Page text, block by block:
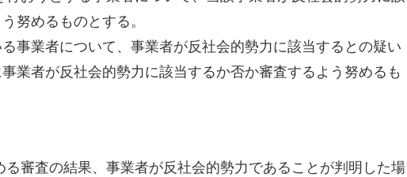
努めるものとする。
事業者について、事業者が反社会的勢力に該当するとの疑い
業者が反社会的勢力に該当するか否か審査するよう努めるも
審査の結果、事業者が反社会的勢力であることが判明した場